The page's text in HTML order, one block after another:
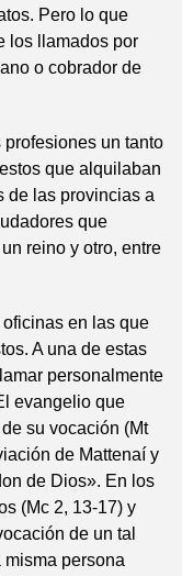
Pero lo que
los llamados por
o cobrador de
un tanto
que alquilaban
de las provincias a
que
reino y otro, entre
en las que
A una de estas
personalmente
evangelio que
su vocación (Mt
de Mattenaí y
de Dios». En los
(Mc 2, 13-17) y
de un tal
misma persona